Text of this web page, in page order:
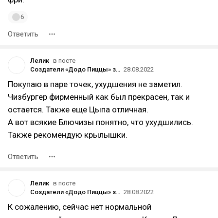
6
Ответить
Лелик в посте
Создатели «Додо Пиццы» запустили продажу франшизы донерных в Санкт-Петербурге 28.08.2022
Покупаю в паре точек, ухудшения не заметил.
Чизбургер фирменный как был прекрасен, так и
остается. Также еще Цыпа отличная.
А вот всякие Блючизы понятно, что ухудшились.
Также рекомендую крылышки.
Ответить
Лелик в посте
Создатели «Додо Пиццы» запустили продажу франшизы донерных в Санкт-Петербурге 28.08.2022
К сожалению, сейчас нет нормальной